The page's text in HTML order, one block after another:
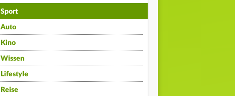
Sport
Auto
Kino
Wissen
Lifestyle
Reise